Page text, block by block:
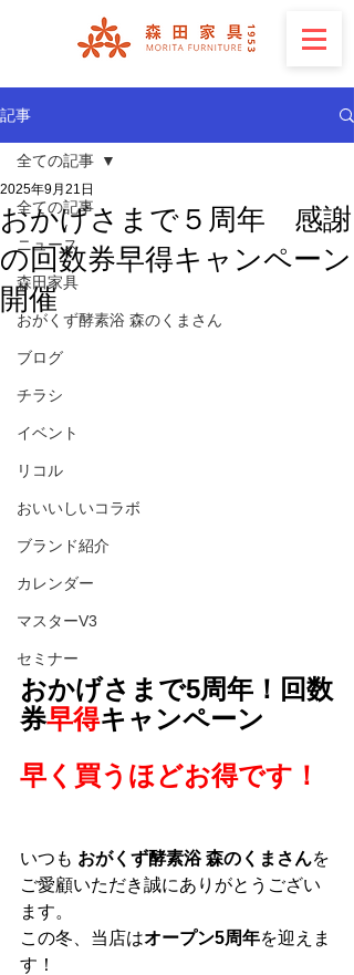
記事
全ての記事
ニュース
森田家具
おがくず酵素浴 森のくまさん
ブログ
チラシ
イベント
リコル
おいいしいコラボ
ブランド紹介
カレンダー
マスターV3
セミナー
全ての記事
おかげさまで５周年 感謝
の回数券早得キャンペーン
開催
2025年9月21日
おかげさまで5周年！回数
券早得キャンペーン
早く買うほどお得です！
いつも おがくず酵素浴 森のくまさんを
ご愛顧いただき誠にありがとうござい
ます。
この冬、当店はオープン5周年を迎えま
す！